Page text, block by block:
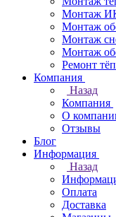
Монтаж
Монтаж
Монтаж
Монтаж
Ремонт
Компания
Назад
Компания
О
Отзывы
Блог
Информация
Назад
Оплата
Доставка